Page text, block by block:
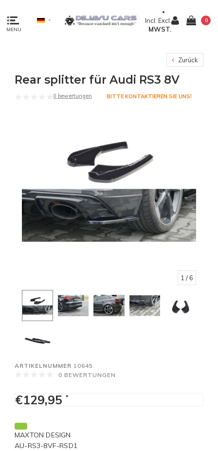
MENU
Incl. Excl.
MWST.
0
Zurück
Rear splitter für Audi RS3 8V
0 bewertungen BITTE KONTAKTIEREN SIE UNS!
1 / 6
ARTIKELNUMMER 10645
0 BEWERTUNGEN
€129,95 *
MAXTON DESIGN
AU-RS3-8VF-RSD1